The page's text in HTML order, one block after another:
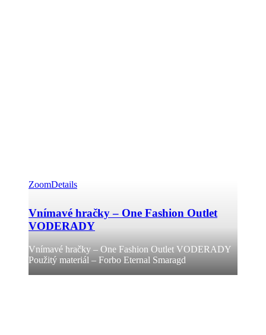
ZoomDetails
Vnímavé hračky – One Fashion Outlet
VODERADY
Vnímavé hračky – One Fashion Outlet VODERADY
Použitý materiál – Forbo Eternal Smaragd